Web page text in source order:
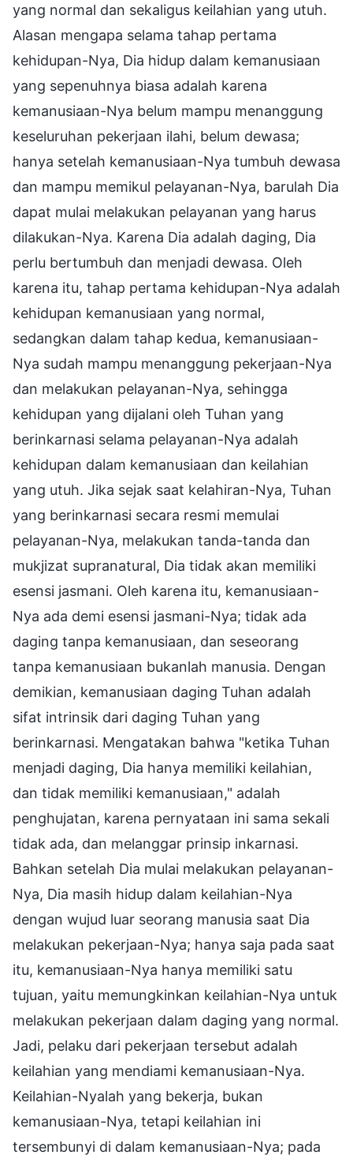
yang normal dan sekaligus keilahian yang utuh.
Alasan mengapa selama tahap pertama
kehidupan-Nya, Dia hidup dalam kemanusiaan
yang sepenuhnya biasa adalah karena
kemanusiaan-Nya belum mampu menanggung
keseluruhan pekerjaan ilahi, belum dewasa;
hanya setelah kemanusiaan-Nya tumbuh dewasa
dan mampu memikul pelayanan-Nya, barulah Dia
dapat mulai melakukan pelayanan yang harus
dilakukan-Nya. Karena Dia adalah daging, Dia
perlu bertumbuh dan menjadi dewasa. Oleh
karena itu, tahap pertama kehidupan-Nya adalah
kehidupan kemanusiaan yang normal,
sedangkan dalam tahap kedua, kemanusiaan-
Nya sudah mampu menanggung pekerjaan-Nya
dan melakukan pelayanan-Nya, sehingga
kehidupan yang dijalani oleh Tuhan yang
berinkarnasi selama pelayanan-Nya adalah
kehidupan dalam kemanusiaan dan keilahian
yang utuh. Jika sejak saat kelahiran-Nya, Tuhan
yang berinkarnasi secara resmi memulai
pelayanan-Nya, melakukan tanda-tanda dan
mukjizat supranatural, Dia tidak akan memiliki
esensi jasmani. Oleh karena itu, kemanusiaan-
Nya ada demi esensi jasmani-Nya; tidak ada
daging tanpa kemanusiaan, dan seseorang
tanpa kemanusiaan bukanlah manusia. Dengan
demikian, kemanusiaan daging Tuhan adalah
sifat intrinsik dari daging Tuhan yang
berinkarnasi. Mengatakan bahwa "ketika Tuhan
menjadi daging, Dia hanya memiliki keilahian,
dan tidak memiliki kemanusiaan," adalah
penghujatan, karena pernyataan ini sama sekali
tidak ada, dan melanggar prinsip inkarnasi.
Bahkan setelah Dia mulai melakukan pelayanan-
Nya, Dia masih hidup dalam keilahian-Nya
dengan wujud luar seorang manusia saat Dia
melakukan pekerjaan-Nya; hanya saja pada saat
itu, kemanusiaan-Nya hanya memiliki satu
tujuan, yaitu memungkinkan keilahian-Nya untuk
melakukan pekerjaan dalam daging yang normal.
Jadi, pelaku dari pekerjaan tersebut adalah
keilahian yang mendiami kemanusiaan-Nya.
Keilahian-Nyalah yang bekerja, bukan
kemanusiaan-Nya, tetapi keilahian ini
tersembunyi di dalam kemanusiaan-Nya; pada